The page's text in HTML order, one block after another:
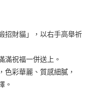
業銀行
國際商業銀行
商業銀行
商業銀行
國際商業銀行
招財貓」，以右手高舉祈
滿祝福一併送上。
色彩華麗、質感細膩，
。